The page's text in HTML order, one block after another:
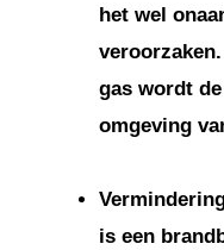
het wel
gas wordt
omgeving
is een